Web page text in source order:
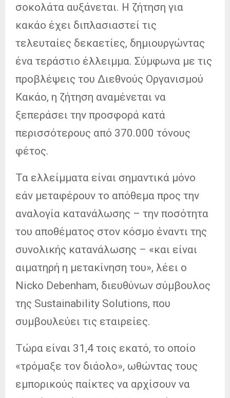
σοκολάτα αυξάνεται. Η ζήτηση για
κακάο έχει διπλασιαστεί τις
τελευταίες δεκαετίες, δημιουργώντας
ένα τεράστιο έλλειμμα. Σύμφωνα με τις
προβλέψεις του Διεθνούς Οργανισμού
Κακάο, η ζήτηση αναμένεται να
ξεπεράσει την προσφορά κατά
περισσότερους από 370.000 τόνους
φέτος.
Τα ελλείμματα είναι σημαντικά μόνο
εάν μεταφέρουν το απόθεμα προς την
αναλογία κατανάλωσης – την ποσότητα
του αποθέματος στον κόσμο έναντι της
συνολικής κατανάλωσης – «και είναι
αιματηρή η μετακίνηση του», λέει ο
Nicko Debenham, διευθύνων σύμβουλος
της Sustainability Solutions, που
συμβουλεύει τις εταιρείες.
Τώρα είναι 31,4 τοις εκατό, το οποίο
«τρόμαξε τον διάολο», ωθώντας τους
εμπορικούς παίκτες να αρχίσουν να